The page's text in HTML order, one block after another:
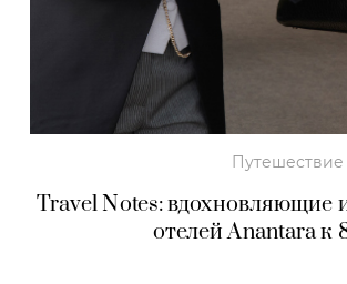
Путешествие
Travel Notes: вдохновляющие
отелей Anantara к